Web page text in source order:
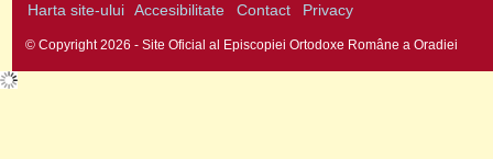
Harta site-ului Accesibilitate Contact Privacy
© Copyright 2026 - Site Oficial al Episcopiei Ortodoxe Române a Oradiei